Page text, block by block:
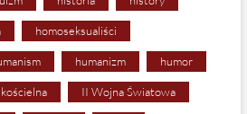
homoseksualiści
humanizm humor
II Wojna Światowa